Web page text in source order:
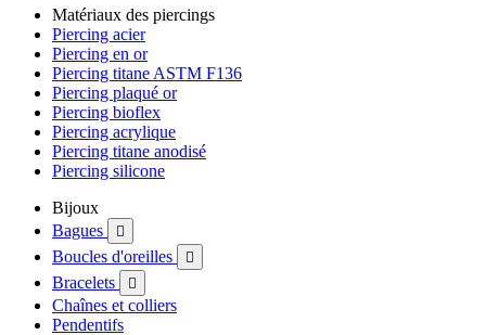
Matériaux des piercings
Piercing acier
Piercing en or
Piercing titane ASTM F136
Piercing plaqué or
Piercing bioflex
Piercing acrylique
Piercing titane anodisé
Piercing silicone
Bijoux
Bagues

Boucles d'oreilles 
Bracelets 
Chaînes et colliers
Pendentifs